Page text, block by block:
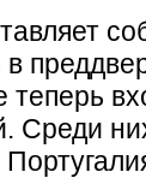
теперь
Среди